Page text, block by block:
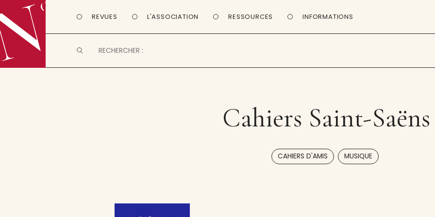
REVUES L'ASSOCIATION RESSOURCES INFORMATIONS
Cahiers Saint-Saëns
CAHIERS D'AMIS MUSIQUE